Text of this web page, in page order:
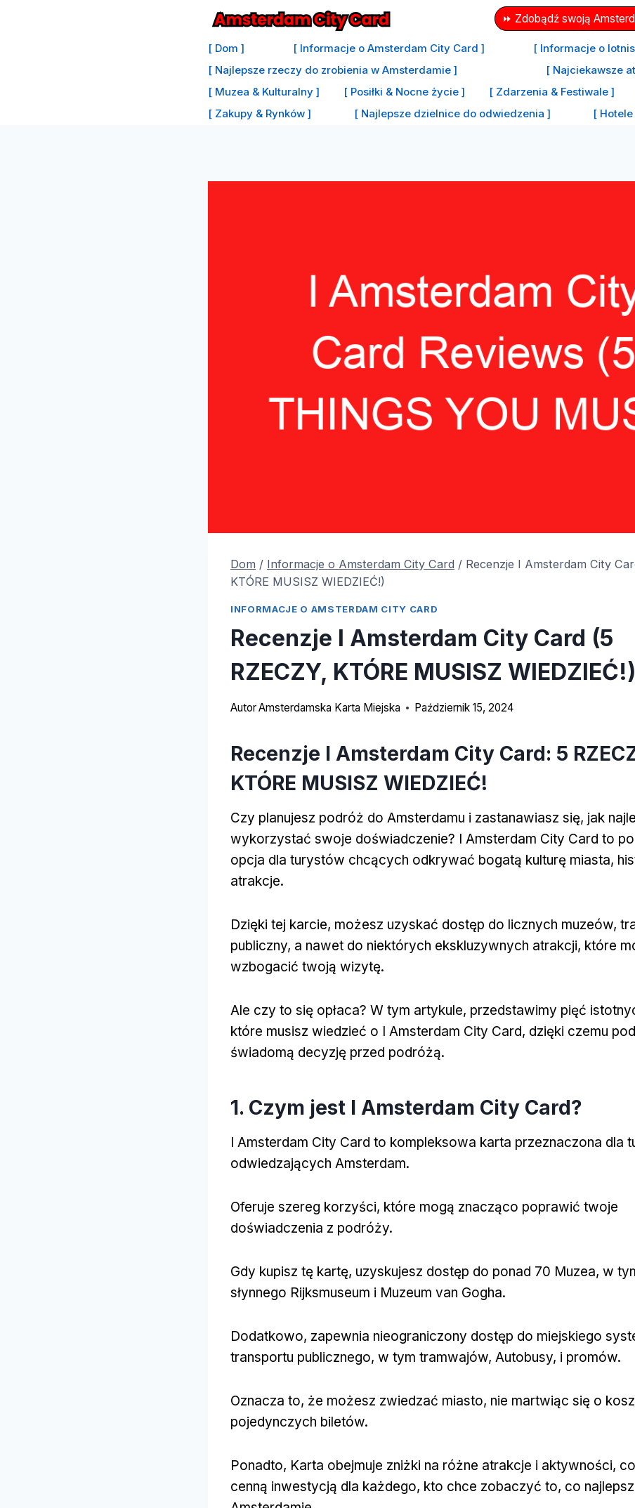
⏩ Zdobądź swoją
[ Dom ] [ Informacje o Amsterdam City Card ]
[ Informacje o
[ Najlepsze rzeczy do zrobienia w Amsterdamie ]
[ Najciekawsze
[ Muzea & Kulturalny ]
[ Posiłki & Nocne życie ] [ Zdarzenia & Festiwale ]
[ Zakupy & Rynków ]
[ Najlepsze dzielnice do odwiedzenia ] [
Dom / Informacje o Amsterdam City Card / Recenzje I Amsterdam City
KTÓRE MUSISZ WIEDZIEĆ!)
INFORMACJE O AMSTERDAM CITY CARD
Recenzje I Amsterdam City Card (5
RZECZY, KTÓRE MUSISZ WIEDZIEĆ!)
AutorAmsterdamska Karta Miejska Październik 15, 2024
Recenzje I Amsterdam City Card: 5
KTÓRE MUSISZ WIEDZIEĆ!
Czy planujesz podróż do Amsterdamu i zastanawiasz się, jak
wykorzystać swoje doświadczenie? I Amsterdam City Card to
opcja dla turystów chcących odkrywać bogatą kulturę miasta,
atrakcje.
Dzięki tej karcie, możesz uzyskać dostęp do licznych muzeów,
publiczny, a nawet do niektórych ekskluzywnych atrakcji, które
wzbogacić twoją wizytę.
Ale czy to się opłaca? W tym artykule, przedstawimy pięć
które musisz wiedzieć o I Amsterdam City Card, dzięki czemu
świadomą decyzję przed podróżą.
1. Czym jest I Amsterdam City Card?
I Amsterdam City Card to kompleksowa karta przeznaczona dla
odwiedzających Amsterdam.
Oferuje szereg korzyści, które mogą znacząco poprawić twoje
doświadczenia z podróży.
Gdy kupisz tę kartę, uzyskujesz dostęp do ponad 70 Muzea, w
słynnego Rijksmuseum i Muzeum van Gogha.
Dodatkowo, zapewnia nieograniczony dostęp do miejskiego
transportu publicznego, w tym tramwajów, Autobusy, i promów.
Oznacza to, że możesz zwiedzać miasto, nie martwiąc się o
pojedynczych biletów.
Ponadto, Karta obejmuje zniżki na różne atrakcje i aktywności,
cenną inwestycją dla każdego, kto chce zobaczyć to, co